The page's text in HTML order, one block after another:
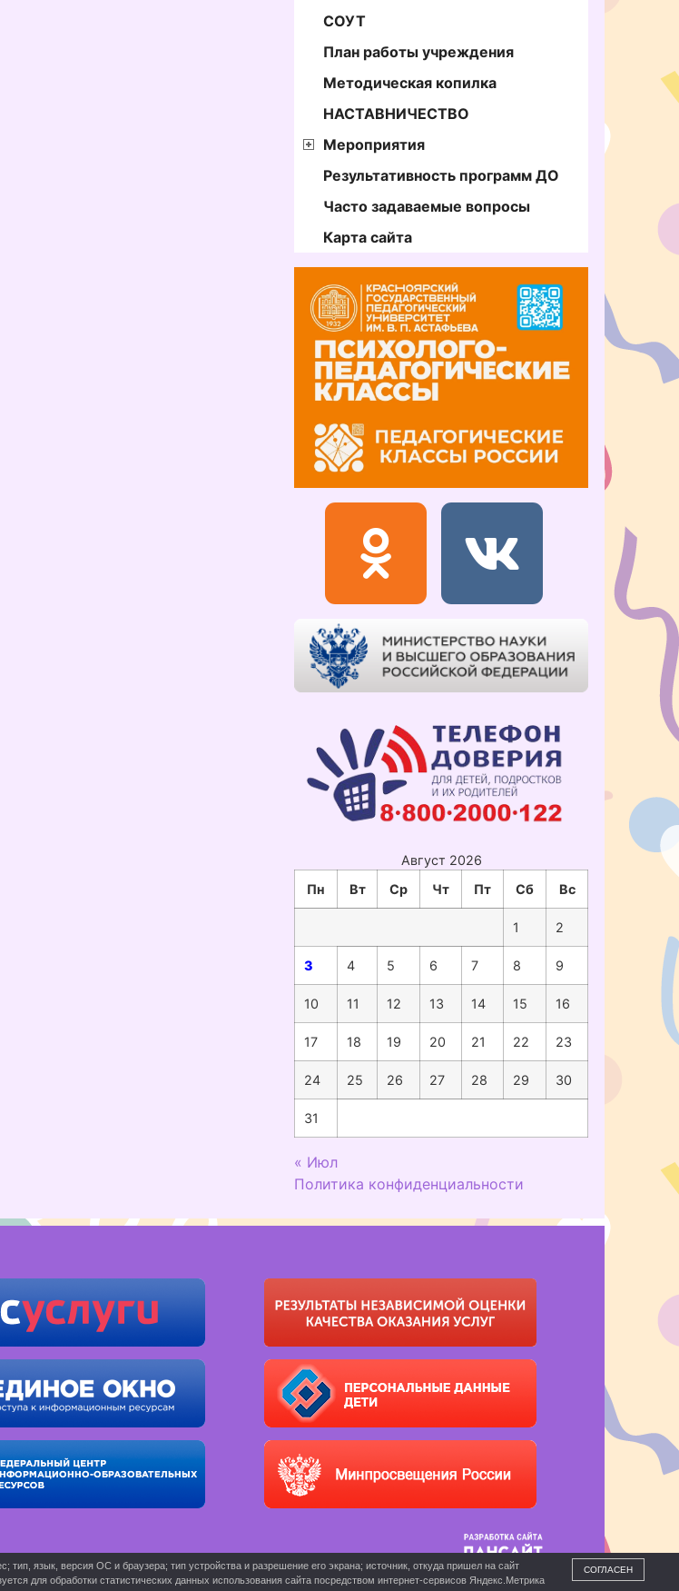
СОУТ
План работы учреждения
Методическая копилка
НАСТАВНИЧЕСТВО
Мероприятия
Результативность программ ДО
Часто задаваемые вопросы
Карта сайта
Август 2026
Пн
Вт Ср Чт Пт Сб Вс
1 2
3 4 5 6 7 8 9
10 11 12 13 14 15 16
17 18 19 20 21 22 23
24 25 26 27 28 29 30
31
« Июл
Политика конфиденциальности
язык, версия ОС и браузера; тип устройства и разрешение его экрана; источник, откуда пришел на сайт
для обработки статистических данных использования сайта посредством интернет-сервисов Яндекс.Метрика
СОГЛАСЕН